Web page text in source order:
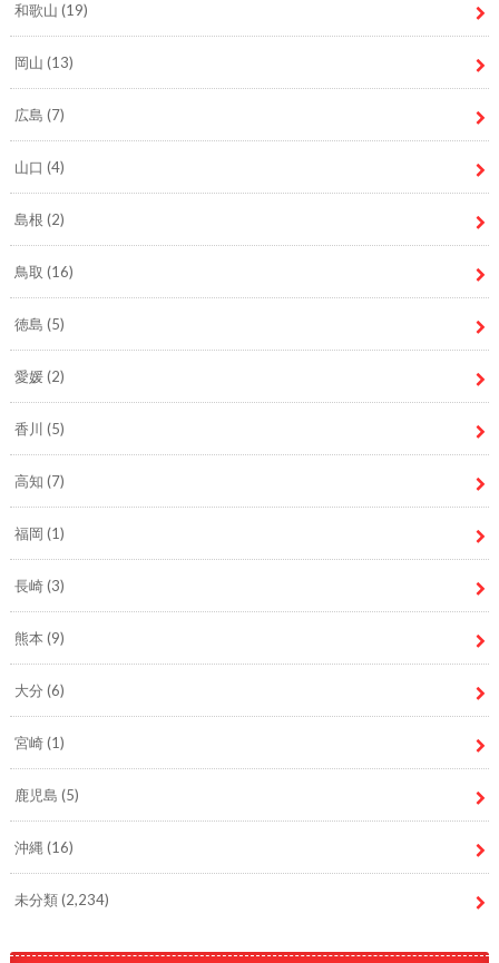
和歌山 (19)
岡山 (13)
広島 (7)
山口 (4)
島根 (2)
鳥取 (16)
徳島 (5)
愛媛(2)
香川 (5)
高知 (7)
福岡 (1)
長崎(3)
熊本 (9)
大分 (6)
宮崎(1)
鹿児島 (5)
沖縄(16)
未分類(2,234)